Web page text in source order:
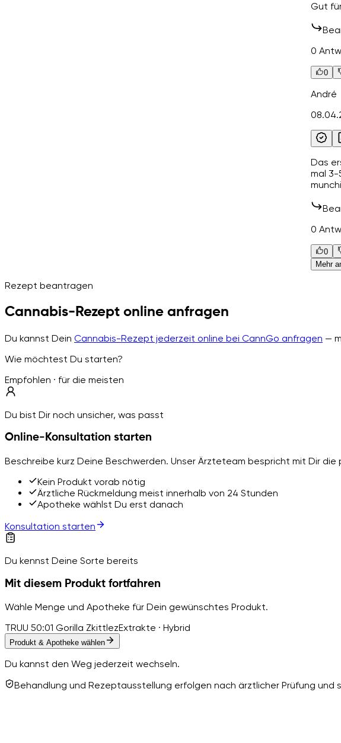
Gut
0
0
André
Das
mal
0
0
Mehr
Rezept beantragen
Cannabis-Rezept online anfragen
Du kannst Dein Cannabis-Rezept jederzeit online bei CannGo anfragen —
Wie möchtest Du starten?
Empfohlen · für die meisten
Du bist Dir noch unsicher, was passt
Online-Konsultation starten
Beschreibe kurz Deine Beschwerden. Unser Ärzteteam bespricht mit Dir
Kein Produkt vorab nötig
Ärztliche Rückmeldung meist innerhalb von 24 Stunden
Apotheke wählst Du erst danach
Konsultation starten
Du kennst Deine Sorte bereits
Mit diesem Produkt fortfahren
Wähle Menge und Apotheke für Dein gewünschtes Produkt.
TRUU 50:01 Gorilla ZkittlezExtrakte · Hybrid
Produkt & Apotheke wählen
Du kannst den Weg jederzeit wechseln.
Behandlung und Rezeptausstellung erfolgen nach ärztlicher Prüfung und